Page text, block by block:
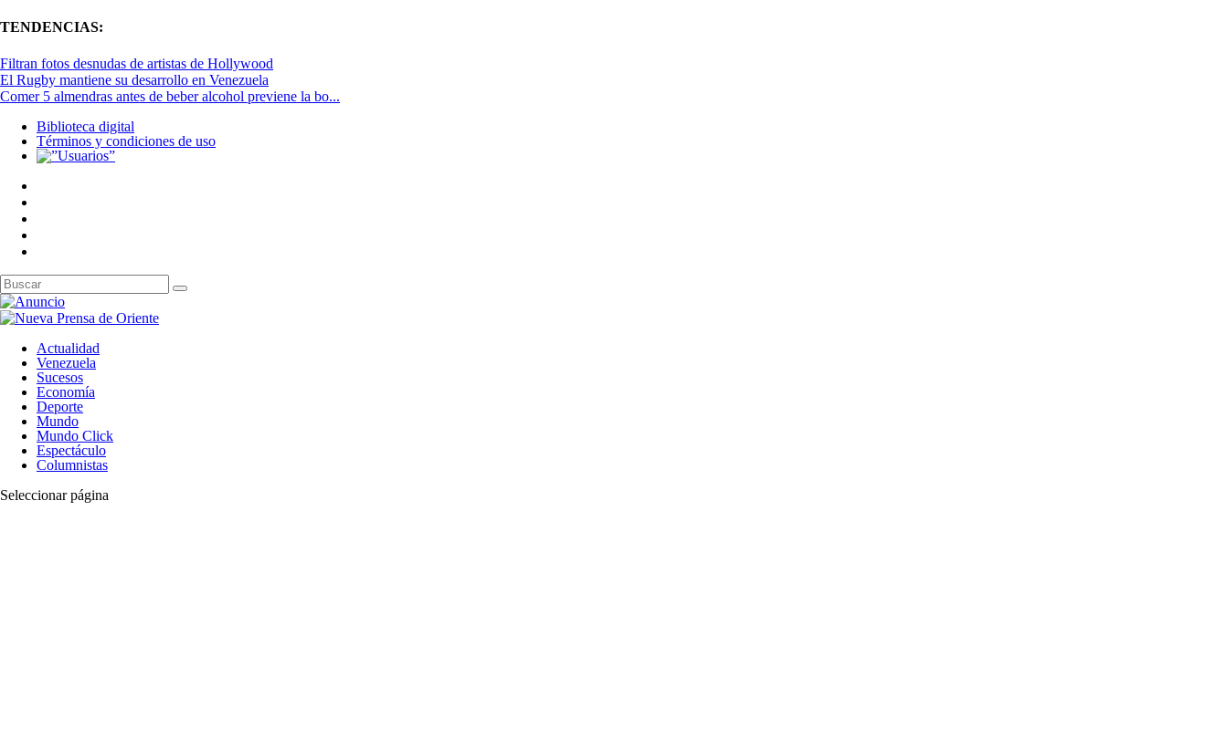
TENDENCIAS:
Filtran fotos desnudas de artistas de Hollywood
El Rugby mantiene su desarrollo en Venezuela
Comer 5 almendras antes de beber alcohol previene la bo...
Biblioteca digital
Términos y condiciones de uso
Actualidad
Venezuela
Sucesos
Economía
Deporte
Mundo
Mundo Click
Espectáculo
Columnistas
Seleccionar página